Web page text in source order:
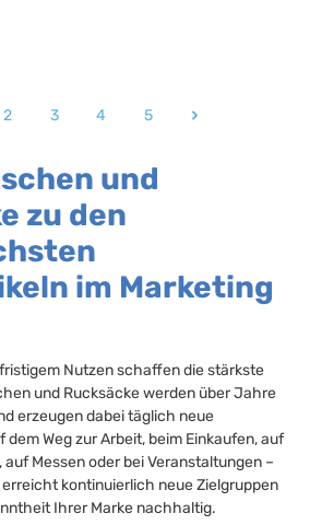
Seite
2
Seite
3
Seite
4
Seite
5
und
zu den
im Marketing
Nutzen schaffen die stärkste
und Rucksäcke werden über Jahre
erzeugen dabei täglich neue
Weg zur Arbeit, beim Einkaufen, auf
auf Messen oder bei Veranstaltungen –
kontinuierlich neue Zielgruppen
Ihrer Marke nachhaltig.